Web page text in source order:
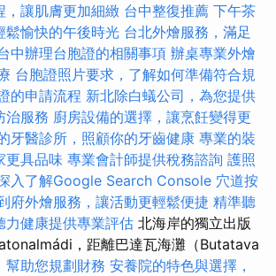
，讓肌膚更加細緻 台中整復推薦 下午茶
鬆愉快的午後時光 台北外燴服務，滿足
中辦理台胞證的相關事項 辦桌專業外燴
台胞證照片要求，了解如何準備符合規
的申請流程 新北除白蟻公司，為您提供
治服務 廚房設備的選擇，讓烹飪變得更
牙醫診所，照顧你的牙齒健康 專業的裝
更具品味 專業會計師提供稅務諮詢 護照
入了解Google Search Console 穴道按
府外燴服務，讓活動更輕鬆便捷 精準聽
力健康提供專業評估 北海岸的獨立出版
，距離巴達瓦海灘（Butatava
幫助您規劃財務 安養院的特色與選擇，